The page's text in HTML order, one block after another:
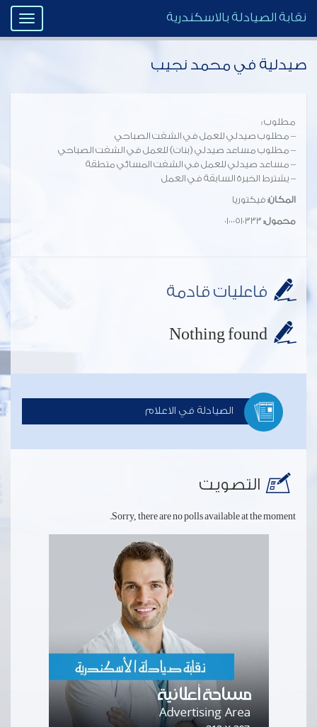
Toggle
نقابة الصيادلة بالاسكندرية
صيدلية في محمد نجيب
مطلوب :
– مطلوب صيدلي للعمل في الشفت الصباحي
– مطلوب مساعد صيدلي (بنات) للعمل في الشفت الصباحي
– مساعد صيدلي للعمل في الشفت المسائي متطقة
– ⁠يشترط الخبرة السابقة في العمل
المكان: فيكتوريا
محمول:
فاعليات قادمة
Nothing found
الصيادلة في الاعلام
التصويت
Sorry, there are no polls available at the moment.